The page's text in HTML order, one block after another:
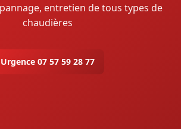
entretien de tous types de
chaudières
Urgence 07 57 59 28 77